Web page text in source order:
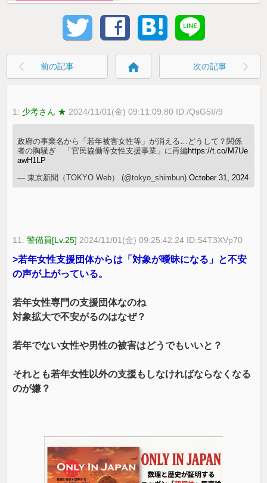
前の記事 home 次の記事
1: 少考さん ★ 2024/11/01(金) 09:11:09.80 ID:/QsG5I//9
政府の事業名から「若年被害女性等」が消える…どうして？関係
者の胸騒ぎ 「官民協働等女性支援事業」に再編https://t.co/M7Ue
awH1LP
— 東京新聞（TOKYO Web） (@tokyo_shimbun)October 31, 2024
11:警備員[Lv.25] 2024/11/01(金) 09:25:42.24 ID:S4T3XVp70
>若年女性支援団体からは「対象が曖昧になる」と不安
の声が上がっている。
若年女性専門の支援団体なのね
対象拡大で不安がるのはなぜ？
若年でない女性や男性の被害はどうでもいいと？
それとも若年女性以外の支援もしなければならなくなる
のが嫌？